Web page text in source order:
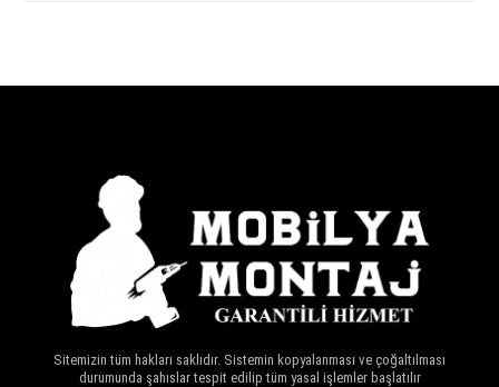
Sitemizin tüm hakları saklıdır. Sistemin kopyalanması ve çoğaltılması
durumunda şahıslar tespit edilip tüm yasal işlemler başlatılır